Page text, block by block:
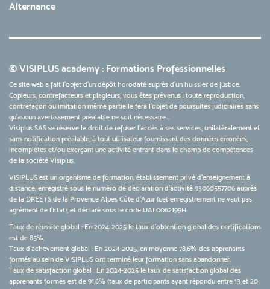
Alternance
© VISIPLUS academy : Formations Professionnelles
Ce site web a fait l'objet d'un dépôt horodaté auprès d'un huissier de justice.
Copieurs, contrefacteurs et plagieurs, vous êtes prévenus : toute reproduction,
contrefaçon ou imitation même partielle fera l'objet de poursuites judiciaires sans
qu’aucun avertissement préalable ne soit nécessaire...
Visiplus SAS se réserve le droit de refuser l'accès à ses services, unilatéralement et
sans notification préalable, à tout utilisateur fournissant des données erronées,
incomplètes et/ou exerçant une activité entrant dans le champ de compétences
de la société Visiplus.
VISIPLUS est un organisme de formation, établissement privé d’enseignement à
distance, enregistré sous le numéro de déclaration d’activité 93060557706 auprès
de la DREETS de la Provence Alpes Côte d’Azur (cet enregistrement ne vaut pas
agrément de l’Etat), et déclaré sous le code UAI 0062199H
Taux de réussite global : En 2024-2025 le taux d'obtention global des certifications
est de 85%.
Taux d’achèvement global : En 2024-2025, en moyenne 78,6% des apprenants
formés au sein de VISIPLUS ont terminé leur formation sans abandonner.
Taux de satisfaction global : En 2024-2025 le taux de satisfaction global des
apprenants formés est de 91,6% (taux de participants ayant répondu entre 13 et 20